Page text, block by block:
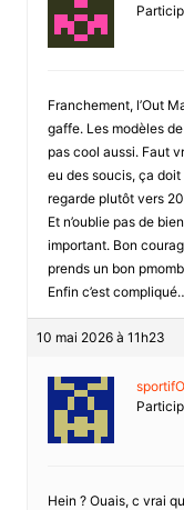
Franchement, l’Out
gaffe. Les modèles
pas cool aussi. Faut
eu des soucis, ça doit
regarde plutôt vers
Et n’oublie pas de
important. Bon
prends un bon
Enfin c’est
10 mai 2026 à 11h23
Hein ? Ouais, c vrai